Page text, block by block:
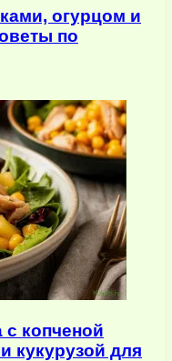
огурцом и
по
копченой
кукурузой для